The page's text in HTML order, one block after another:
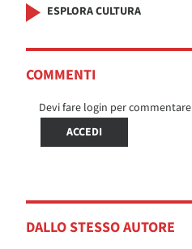
ESPLORA CULTURA
COMMENTI
Devi fare login per commentare
ACCEDI
DALLO STESSO AUTORE